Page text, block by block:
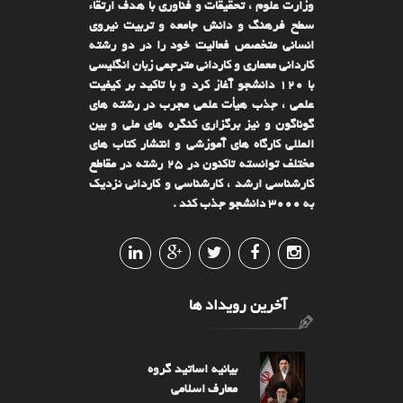
وزارت علوم ، تحقیقات و فناوری با هدف ارتقاء
سطح فرهنگ و دانش جامعه و تربیت نیروی
انسانی متخصص فعالیت خود را در دو رشته
کاردانی معماری و کاردانی مترجمی زبان انگلیسی
با ۱۲۰ دانشجو آغاز کرد و با تاکید بر کیفیت
علمی ، جذب هیأت علمی مجرب در رشته های
گوناگون و نیز برگزاری کنگره های ملی و بین
المللی کارگاه های آموزشی و انتشار کتاب های
مختلف توانسته تاکنون در ۲۵ رشته در مقاطع
کارشناسی ارشد ، کارشناسی و کاردانی نزدیک
به ۳۰۰۰ دانشجو جذب کند .
آخرین رویداد ها
بیانیه اساتید گروه
معارف اسلامی